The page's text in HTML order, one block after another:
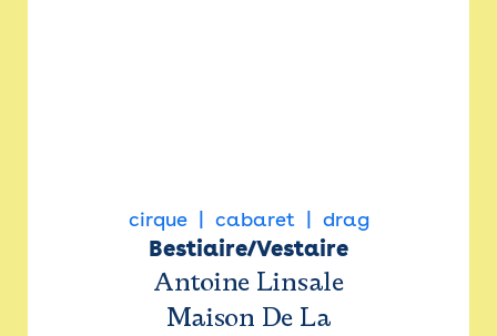
cirque cabaret drag
Bestiaire/Vestaire
Antoine Linsale
Maison De La